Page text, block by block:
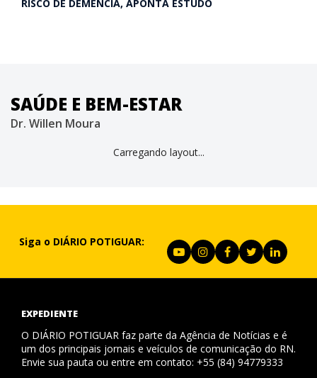
RISCO DE DEMÊNCIA, APONTA ESTUDO
SAÚDE E BEM-ESTAR
Dr. Willen Moura
Carregando layout...
Siga o DIÁRIO POTIGUAR:
EXPEDIENTE
O DIÁRIO POTIGUAR faz parte da Agência de Notícias e é
um dos principais jornais e veículos de comunicação do RN.
Envie sua pauta ou entre em contato: +55 (84) 94779333